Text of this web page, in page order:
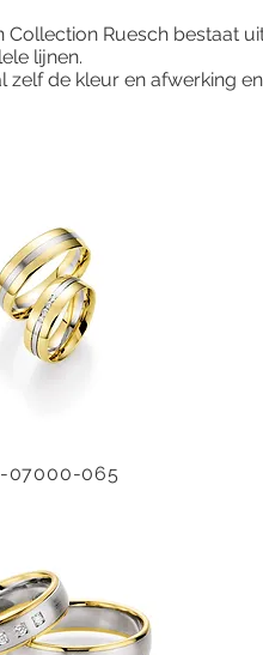
Ruesch bestaat
lijnen.
zelf de kleur en afwerking
07000-065